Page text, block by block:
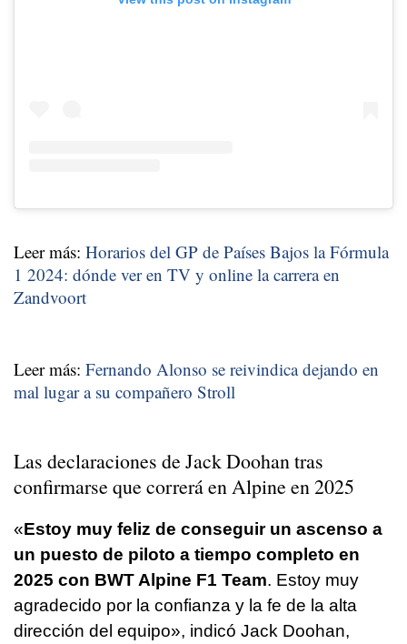
Leer más: Horarios del GP de Países Bajos la Fórmula
1 2024: dónde ver en TV y online la carrera en
Zandvoort
Leer más: Fernando Alonso se reivindica dejando en
mal lugar a su compañero Stroll
Las declaraciones de Jack Doohan tras
confirmarse que correrá en Alpine en 2025
«Estoy muy feliz de conseguir un ascenso a
un puesto de piloto a tiempo completo en
2025 con BWT Alpine F1 Team. Estoy muy
agradecido por la confianza y la fe de la alta
dirección del equipo», indicó Jack Doohan,